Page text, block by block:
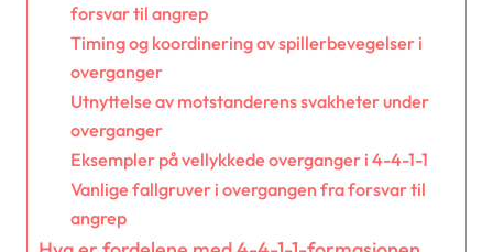
forsvar til angrep
Timing og koordinering av spillerbevegelser i
overganger
Utnyttelse av motstanderens svakheter under
overganger
Eksempler på vellykkede overganger i 4-4-1-1
Vanlige fallgruver i overgangen fra forsvar til
angrep